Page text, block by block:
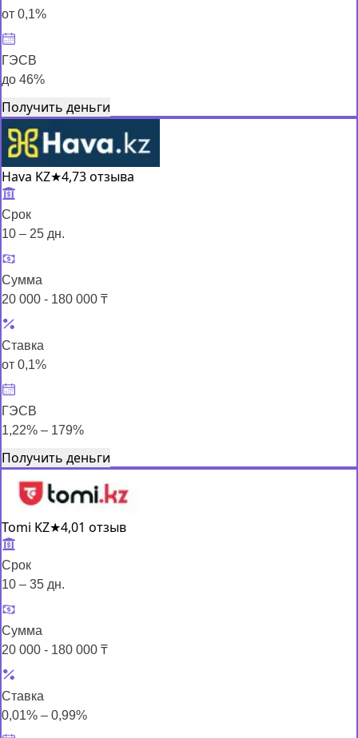
от 0,1%
ГЭСВ
до 46%
Получить деньги
Hava KZ★4,73 отзыва
Срок
10 – 25 дн.
Сумма
20 000 - 180 000 ₸
Ставка
от 0,1%
ГЭСВ
1,22% – 179%
Получить деньги
Tomi KZ★4,01 отзыв
Срок
10 – 35 дн.
Сумма
20 000 - 180 000 ₸
Ставка
0,01% – 0,99%